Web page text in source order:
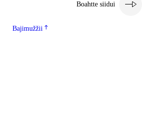
Boahtte siidui
Bajimužžii